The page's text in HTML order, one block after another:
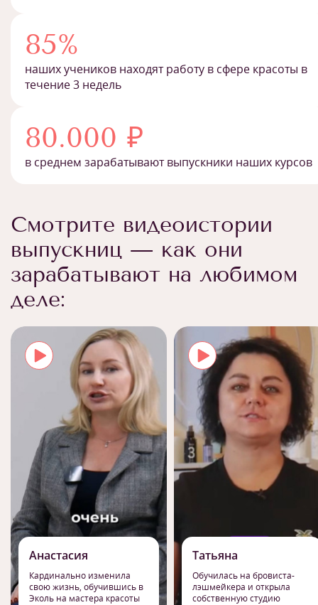
85%
наших учеников находят работу в сфере красоты в
течение 3 недель
80.000 ₽
в среднем зарабатывают выпускники наших курсов
Смотрите видеоистории
выпускниц — как они
зарабатывают на любимом
деле:
Анастасия
Кардинально изменила
свою жизнь, обучившись в
Эколь на мастера красоты
Татьяна
Обучилась на бровиста-
лэшмейкера и открыла
собственную студию